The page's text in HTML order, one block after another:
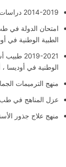
2014-2019 دراسات في الجامعة الطبية الوطنية أوديسا ، أوكرانيا
امتحان الدولة في
الطبية الوطنية في
الوطنية في أوديسا ،
منهج الترميمات
عزل المناهج في طب
منهج علاج جذور